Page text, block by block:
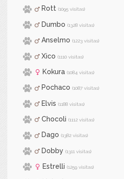
Rott (1095 visitas)
Dumbo (1328 visitas)
Anselmo (1223 visitas)
Xico (1110 visitas)
Kokura (1084 visitas)
Pochaco (1087 visitas)
Elvis (1188 visitas)
Chocoli (1112 visitas)
Dago (1382 visitas)
Dobby (1311 visitas)
Estrelli (1259 visitas)